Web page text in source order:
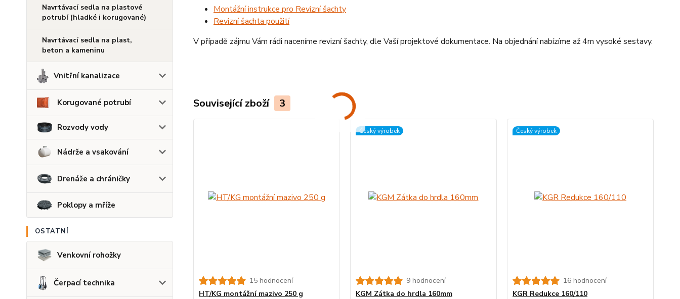
Navrtávací sedla na plastové
potrubí (hladké i korugované)
Navrtávací sedla na plast,
beton a kameninu
Vnitřní kanalizace
Korugované potrubí
Rozvody vody
Nádrže a vsakování
Drenáže a chráničky
Poklopy a mříže
OSTATNÍ
Venkovní rohožky
Čerpací technika
Montážní instrukce pro Revizní šachty
Revizní šachta použití
V případě zájmu Vám rádi naceníme revizní šachty, dle Vaší projektové dokumentace. Na objednání nabízíme až 4m vysoké sestavy.
Související zboží 3
15 hodnocení
HT/KG montážní mazivo 250 g
Český výrobek
9 hodnocení
KGM Zátka do hrdla 160mm
Český výrobek
16 hodnocení
KGR Redukce 160/110